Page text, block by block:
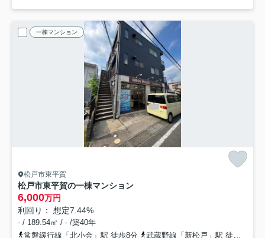
一棟マンション
松戸市東平賀
松戸市東平賀の一棟マンション
6,000万円
利回り： 想定7.44%
- / 189.54㎡ / - /築40年
常磐緩行線「北小金」駅 徒歩8分
武蔵野線「新松戸」駅 徒歩27分